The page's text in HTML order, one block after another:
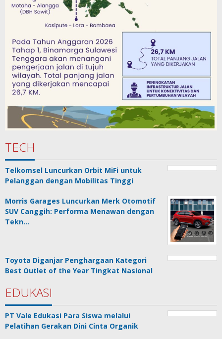
TECH
Telkomsel Luncurkan Orbit MiFi untuk
Pelanggan dengan Mobilitas Tinggi
Morris Garages Luncurkan Merk Otomotif
SUV Canggih: Performa Menawan dengan
Tekn…
Toyota Diganjar Penghargaan Kategori
Best Outlet of the Year Tingkat Nasional
EDUKASI
PT Vale Edukasi Para Siswa melalui
Pelatihan Gerakan Dini Cinta Organik